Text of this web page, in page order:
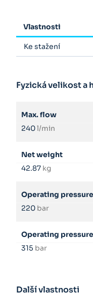
Vlastnosti
Ke stažení
Fyzická velikost a
Max. flow
240l/min
Net weight
42.87 kg
Operating
220 bar
Operating
315 bar
Další vlastnosti